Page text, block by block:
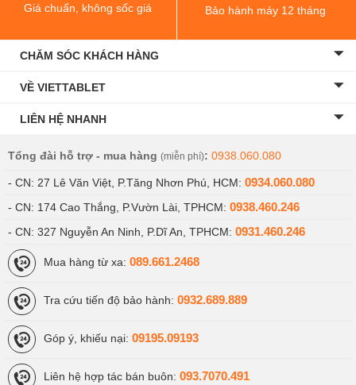
Giá chuẩn, không sốc giá Bảo hành máy 12 tháng
CHĂM SÓC KHÁCH HÀNG
VỀ VIETTABLET
LIÊN HỆ NHANH
Tổng đài hỗ trợ - mua hàng (miễn phí): 0938.060.080
- CN: 27 Lê Văn Việt, P.Tăng Nhơn Phú, HCM: 0934.060.080
- CN: 174 Cao Thắng, P.Vườn Lài, TPHCM: 0938.460.246
- CN: 327 Nguyễn An Ninh, P.Dĩ An, TPHCM: 0931.460.246
Mua hàng từ xa: 089.661.2468
Tra cứu tiến độ bảo hành: 0932.689.889
Góp ý, khiếu nại: 09195.09193
Liên hệ hợp tác bán buôn: 093.7070.491